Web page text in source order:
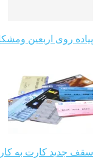
پیاده روی اربعین
سقف جدید کارت به